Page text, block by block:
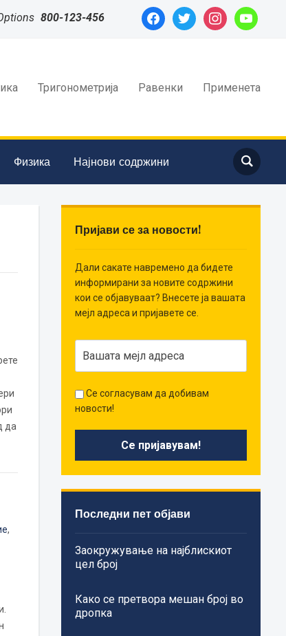
facebooktwitter instagramyoutube
800-123-456
Тригонометрија Равенки Применета
Физика Најнови содржини
да
,
Пријави се за новости!
Дали сакате навремено да бидете
информирани за новите содржини
кои се објавуваат? Внесете ја вашата
мејл адреса и пријавете се.
Се согласувам да добивам
новости!
Последни пет објави
Заокружување на најблискиот
цел број
Како се претвора мешан број во
дропка